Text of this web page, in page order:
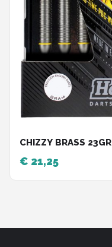
CHIZZY BRASS 23GR
€ 21,25